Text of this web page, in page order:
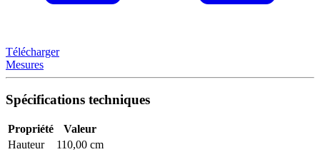
Télécharger
Mesures
Spécifications techniques
Propriété
Valeur
Hauteur
110,00 cm